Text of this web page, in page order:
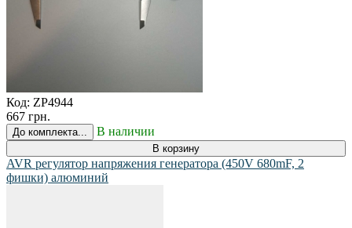
Код: ZP4944
667 грн.
До комплекта... В наличии
В корзину
AVR регулятор напряжения генератора (450V 680mF, 2
фишки) алюминий